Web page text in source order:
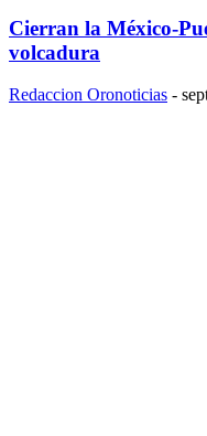
Cierran la México-
volcadura
Redaccion Oronoticias -